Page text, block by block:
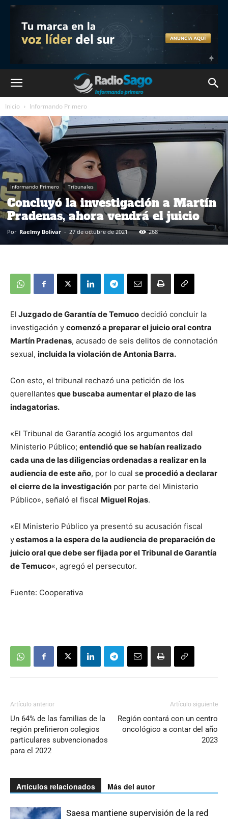
Inicio Informando Primero
Informando Primero Tribunales
Concluyó la investigación a Martín
Pradenas, ahora vendrá el juicio
Por Raelmy Bolivar - 27 de octubre de 2021 268
El Juzgado de Garantía de Temuco decidió concluir la
investigación y comenzó a preparar el juicio oral contra
Martín Pradenas, acusado de seis delitos de connotación
sexual, incluida la violación de Antonia Barra.
Con esto, el tribunal rechazó una petición de los
querellantes que buscaba aumentar el plazo de las
indagatorias.
«El Tribunal de Garantía acogió los argumentos del
Ministerio Público; entendió que se habían realizado
cada una de las diligencias ordenadas a realizar en la
audiencia de este año, por lo cual se procedió a declarar
el cierre de la investigación por parte del Ministerio
Público», señaló el fiscal Miguel Rojas.
«El Ministerio Público ya presentó su acusación fiscal
yestamos a la espera de la audiencia de preparación de
juicio oral que debe ser fijada por el Tribunal de Garantía
de Temuco«, agregó el persecutor.
Fuente: Cooperativa
Artículo anterior
Un 64% de las familias de la
región prefirieron colegios
particulares subvencionados
para el 2022
Artículo siguiente
Región contará con un centro
oncológico a contar del año
2023
Artículos relacionados Más del autor
Saesa mantiene supervisión de la red